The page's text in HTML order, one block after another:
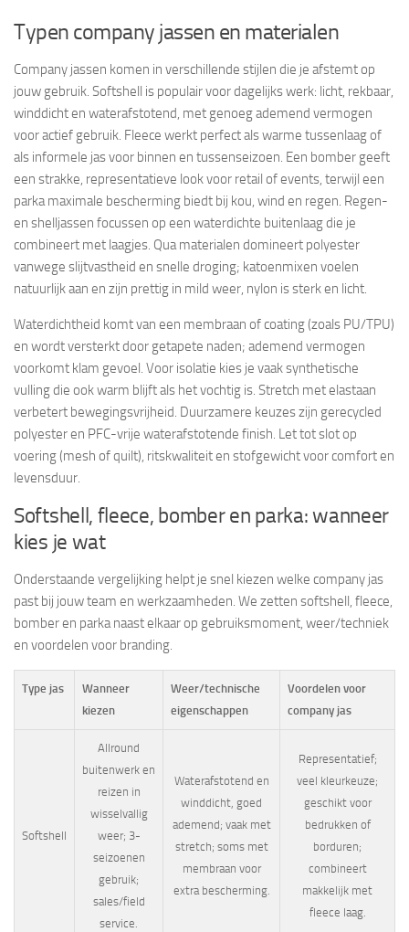
Typen company jassen en materialen
Company jassen komen in verschillende stijlen die je afstemt op
jouw gebruik. Softshell is populair voor dagelijks werk: licht, rekbaar,
winddicht en waterafstotend, met genoeg ademend vermogen
voor actief gebruik. Fleece werkt perfect als warme tussenlaag of
als informele jas voor binnen en tussenseizoen. Een bomber geeft
een strakke, representatieve look voor retail of events, terwijl een
parka maximale bescherming biedt bij kou, wind en regen. Regen-
en shelljassen focussen op een waterdichte buitenlaag die je
combineert met laagjes. Qua materialen domineert polyester
vanwege slijtvastheid en snelle droging; katoenmixen voelen
natuurlijk aan en zijn prettig in mild weer, nylon is sterk en licht.
Waterdichtheid komt van een membraan of coating (zoals PU/TPU)
en wordt versterkt door getapete naden; ademend vermogen
voorkomt klam gevoel. Voor isolatie kies je vaak synthetische
vulling die ook warm blijft als het vochtig is. Stretch met elastaan
verbetert bewegingsvrijheid. Duurzamere keuzes zijn gerecycled
polyester en PFC-vrije waterafstotende finish. Let tot slot op
voering (mesh of quilt), ritskwaliteit en stofgewicht voor comfort en
levensduur.
Softshell, fleece, bomber en parka: wanneer
kies je wat
Onderstaande vergelijking helpt je snel kiezen welke company jas
past bij jouw team en werkzaamheden. We zetten softshell, fleece,
bomber en parka naast elkaar op gebruiksmoment, weer/techniek
en voordelen voor branding.
Type jas
Wanneer
kiezen
Weer/technische
eigenschappen
Voordelen voor
company jas
Softshell
Allround
buitenwerk en
reizen in
wisselvallig
weer; 3-
seizoenen
gebruik;
sales/field
service.
Waterafstotend en
winddicht, goed
ademend; vaak met
stretch; soms met
membraan voor
extra bescherming.
Representatief;
veel kleurkeuze;
geschikt voor
bedrukken of
borduren;
combineert
makkelijk met
fleece laag.